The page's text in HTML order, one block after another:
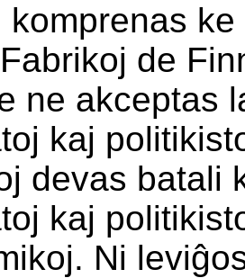
komprenas
de
ne akceptas
kaj
devas batali
kaj
Ni